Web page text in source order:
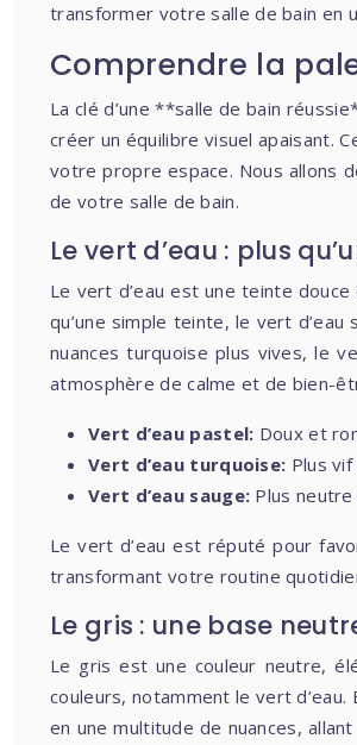
transformer votre salle de bain en
Comprendre la
La clé d’une **salle de bain
créer un équilibre visuel apaisant.
votre propre espace. Nous allons
de votre salle de bain.
Le vert d’eau : plus
Le vert d’eau est une teinte
qu’une simple teinte, le vert
nuances turquoise plus vives, le
atmosphère de calme et de bien-
Vert d’eau pastel: Doux et
Vert d’eau turquoise: Plus
Vert d’eau sauge: Plus
Le vert d’eau est réputé pour
transformant votre routine
Le gris : une base
Le gris est une couleur neutre,
couleurs, notamment le vert
en une multitude de nuances,